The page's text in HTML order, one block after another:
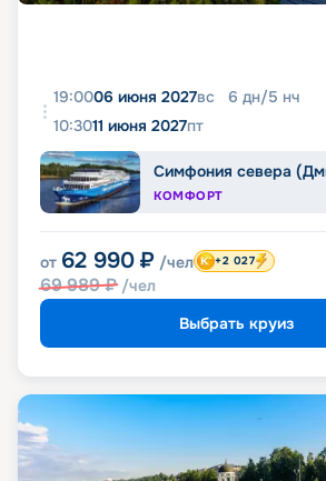
19:0006 июня 2027вс 6 дн/5 нч
10:3011 июня 2027пт
Симфония севера
КОМФОРТ
от 62 990 ₽ /чел
69 989₽ /чел
+2 027
Выбрать круиз